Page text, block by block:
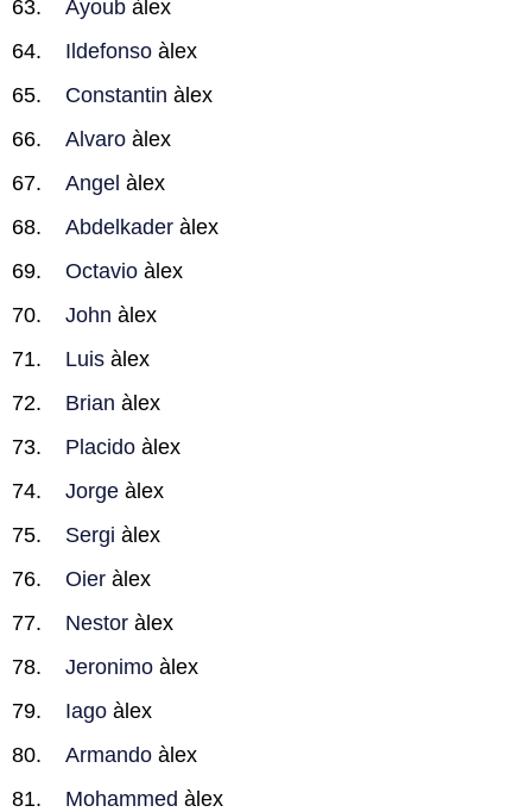
Ayoub àlex
Ildefonso àlex
Constantin àlex
Alvaro àlex
Angel àlex
Abdelkader àlex
Octavio àlex
John àlex
Luis àlex
Brian àlex
Placido àlex
Jorge àlex
Sergi àlex
Oier àlex
Nestor àlex
Jeronimo àlex
Iago àlex
Armando àlex
Mohammed àlex